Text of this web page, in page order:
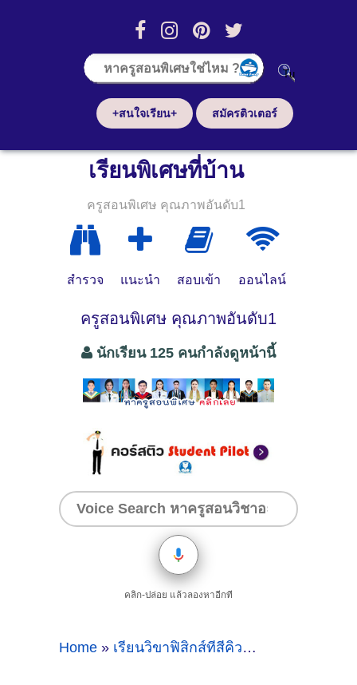
+สนใจเรียน+ สมัครติวเตอร์
เรียนพิเศษที่บ้าน
ครูสอนพิเศษ คุณภาพอันดับ1
สำรวจ แนะนำ สอบเข้า ออนไลน์
ครูสอนพิเศษ คุณภาพอันดับ1
นักเรียน 125 คนกำลังดูหน้านี้
คลิก-ปล่อย แล้วลองหาอีกที
Home » เรียนวิขาฟิสิกส์ที่สีคิ้ว»